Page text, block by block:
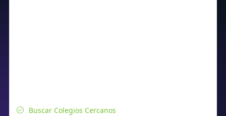
Buscar Colegios Cercanos